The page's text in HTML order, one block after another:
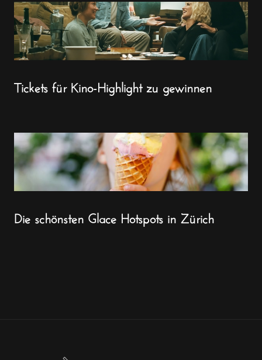
Tickets für Kino-Highlight zu gewinnen
Die schönsten Glace Hotspots in Zürich